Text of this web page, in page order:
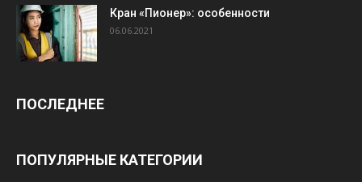
Кран «Пионер»: особенности
06.06.2021
ПОСЛЕДНЕЕ
ПОПУЛЯРНЫЕ КАТЕГОРИИ